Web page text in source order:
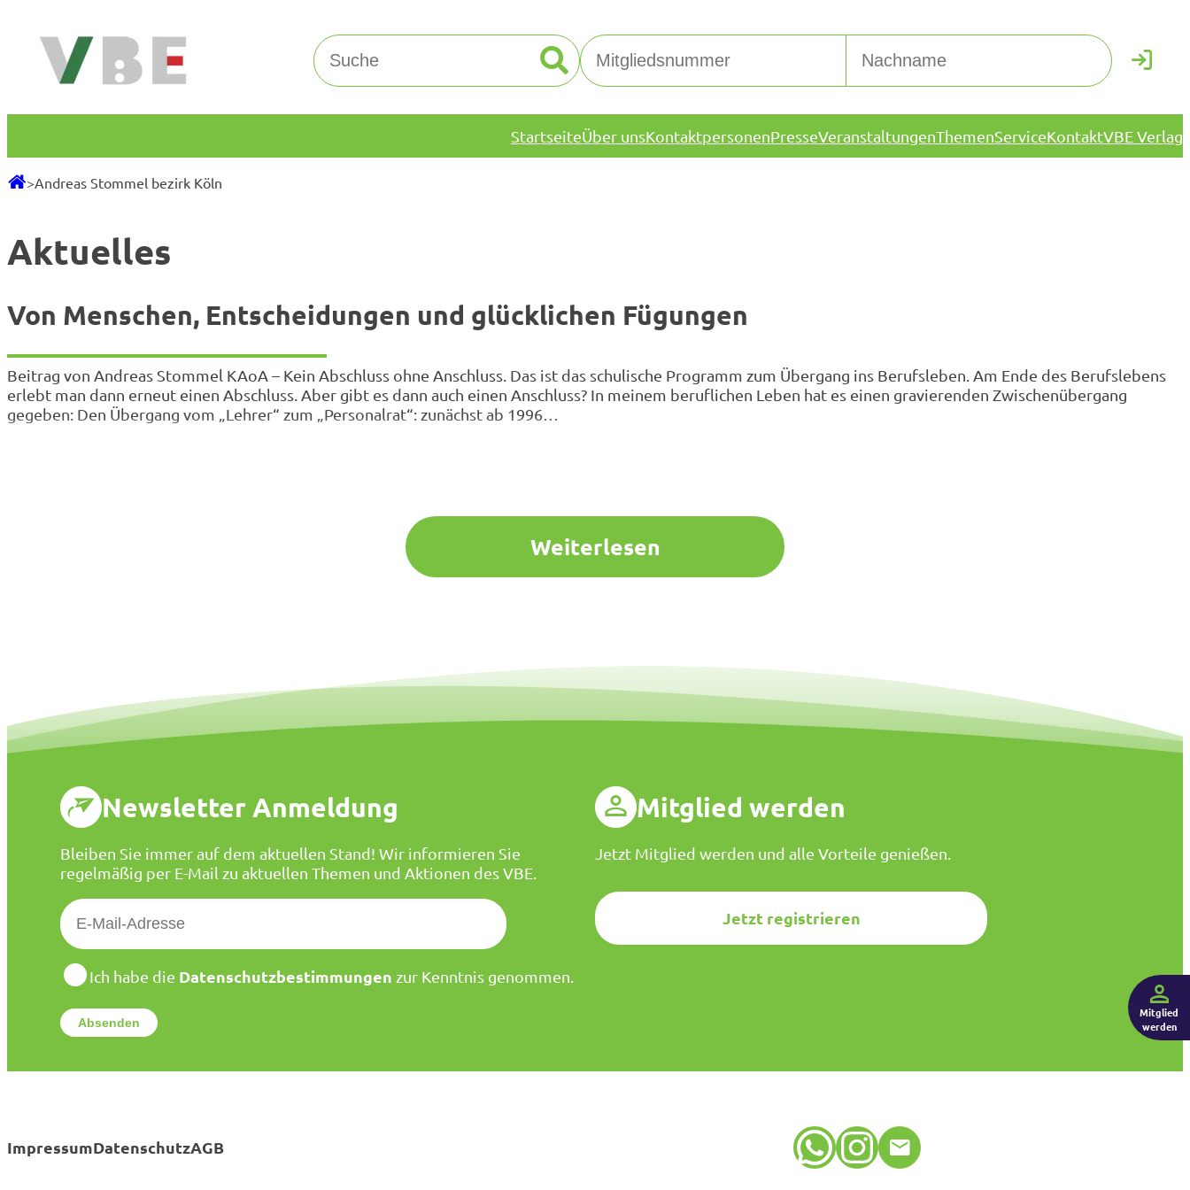
Inhalt
springen
Suchen
StartseiteÜber unsKontaktpersonenPresseVeranstaltungenThemenServiceKontaktVBE Verlag
>Andreas Stommel bezirk Köln
Aktuelles
Von Menschen, Entscheidungen und glücklichen Fügungen
Beitrag von Andreas Stommel KAoA – Kein Abschluss ohne Anschluss. Das ist das schulische Programm zum Übergang ins Berufsleben. Am Ende des Berufslebens
erlebt man dann erneut einen Abschluss. Aber gibt es dann auch einen Anschluss? In meinem beruflichen Leben hat es einen gravierenden Zwischenübergang
gegeben: Den Übergang vom „Lehrer“ zum „Personalrat“: zunächst ab 1996…
Weiterlesen
Newsletter Anmeldung
Bleiben Sie immer auf dem aktuellen Stand! Wir informieren Sie
regelmäßig per E-Mail zu aktuellen Themen und Aktionen des VBE.
E
-
M
a
l
*
D
t
e
z
Ich habe die Datenschutzbestimmungen zur Kenntnis genommen.
Mitglied werden
Jetzt Mitglied werden und alle Vorteile genießen.
Jetzt registrieren
ImpressumDatenschutzAGB WhatsApp Instagram E-Mail
Mitglied
werden